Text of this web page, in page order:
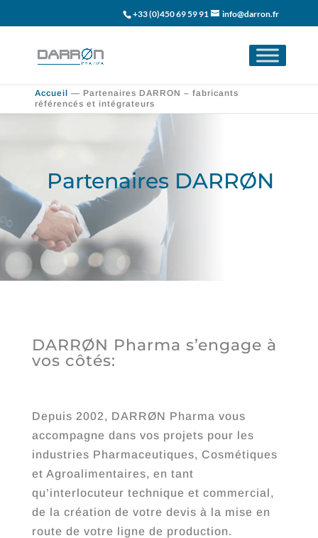
+33 (0)450 69 59 91 info@darron.fr
Accueil — Partenaires DARRON – fabricants
référencés et intégrateurs
Partenaires DARRØN
DARRØN Pharma s’engage à
vos côtés:
Depuis 2002, DARRØN Pharma vous
accompagne dans vos projets pour les
industries Pharmaceutiques, Cosmétiques
et Agroalimentaires, en tant
qu’interlocuteur technique et commercial,
de la création de votre devis à la mise en
route de votre ligne de production.